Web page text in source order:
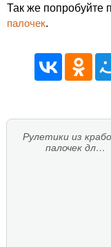
Так же попробуйте
палочек.
Рулетики из
палочек дл…